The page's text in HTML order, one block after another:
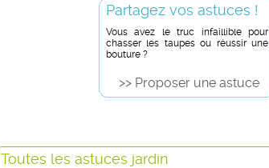
Partagez vos astuces !
Vous avez le truc infaillible pour
chasser les taupes ou réussir une
bouture ?
>> Proposer une astuce
Toutes les astuces jardin